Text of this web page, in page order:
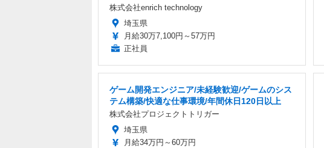
株式会社enrich technology
埼玉県
月給30万7,100円～57万円
正社員
ゲーム開発エンジニア/未経験歓迎/ゲームのシス
テム構築/快適な仕事環境/年間休日120日以上
株式会社プロジェクトトリガー
埼玉県
月給34万円～60万円